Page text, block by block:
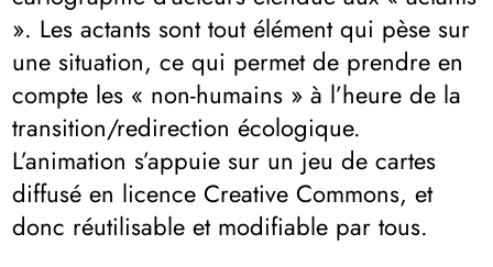
». Les actants sont tout élément qui pèse sur
une situation, ce qui permet de prendre en
compte les « non-humains » à l’heure de la
transition/redirection écologique.
L’animation s’appuie sur un jeu de cartes
diffusé en licence Creative Commons, et
donc réutilisable et modifiable par tous.